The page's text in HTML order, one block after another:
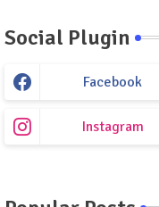
Social Plugin
Facebook
Instagram